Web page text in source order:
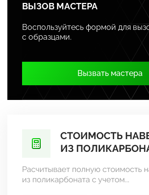
ВЫЗОВ МАСТЕРА
Воспользуйтесь формой для
с образцами.
Вызвать мастера